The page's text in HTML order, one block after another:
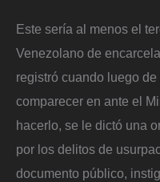
Este sería al menos el
Venezolano de
registró cuando luego
comparecer en ante el
hacerlo, se le dictó una
por los delitos de
documento público,